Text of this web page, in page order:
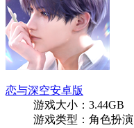
恋与深空安卓版
游戏大小：3.44GB
游戏类型：角色扮演